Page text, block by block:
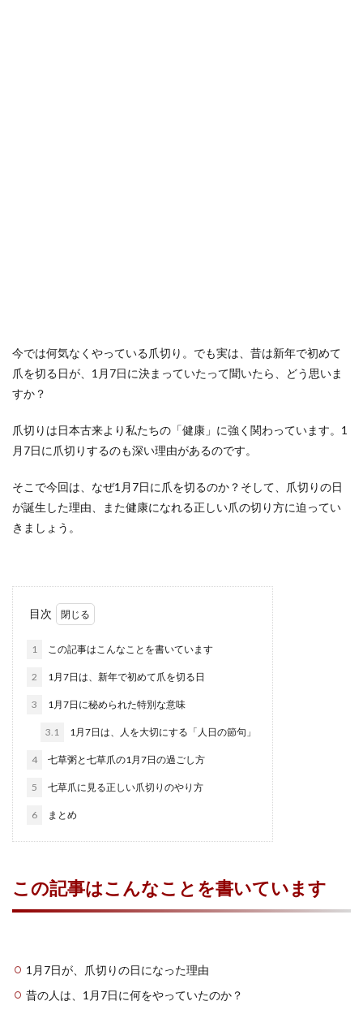
今では何気なくやっている爪切り。でも実は、昔は新年で初めて
爪を切る日が、1月7日に決まっていたって聞いたら、どう思いま
すか？
爪切りは日本古来より私たちの「健康」に強く関わっています。1
月7日に爪切りするのも深い理由があるのです。
そこで今回は、なぜ1月7日に爪を切るのか？そして、爪切りの日
が誕生した理由、また健康になれる正しい爪の切り方に迫ってい
きましょう。
目次
1 この記事はこんなことを書いています
2 1月7日は、新年で初めて爪を切る日
3 1月7日に秘められた特別な意味
3.1 1月7日は、人を大切にする「人日の節句」
4 七草粥と七草爪の1月7日の過ごし方
5 七草爪に見る正しい爪切りのやり方
6 まとめ
この記事はこんなことを書いています
1月7日が、爪切りの日になった理由
昔の人は、1月7日に何をやっていたのか？